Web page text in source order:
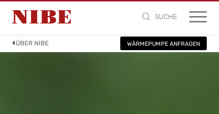
SUCHE
ÜBER NIBE WÄRMEPUMPE ANFRAGEN